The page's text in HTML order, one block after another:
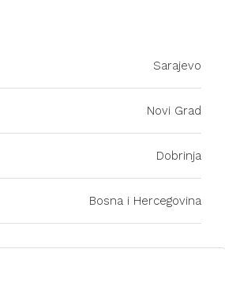
Sarajevo
Novi Grad
Dobrinja
Bosna i Hercegovina